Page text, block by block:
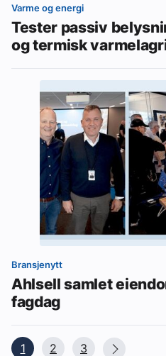
Varme og energi
Tester passiv
og termisk
Bransjenytt
Ahlsell samlet
fagdag
1 2 3